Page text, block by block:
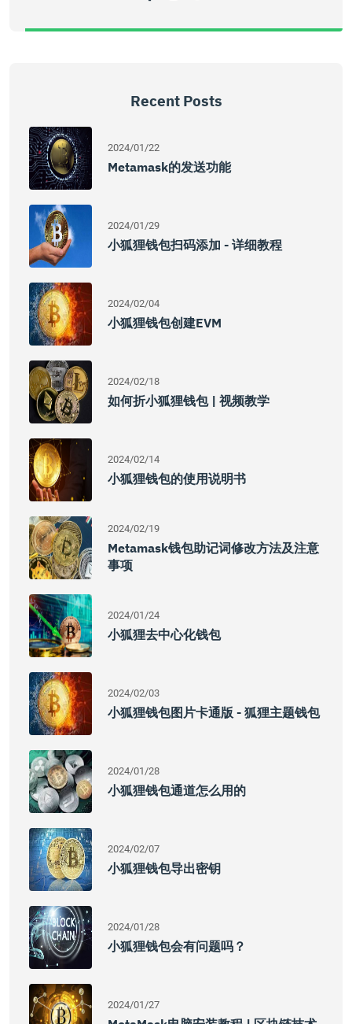
Recent Posts
2024/01/22
Metamask的发送功能
2024/01/29
小狐狸钱包扫码添加 - 详细教程
2024/02/04
小狐狸钱包创建EVM
2024/02/18
如何折小狐狸钱包 | 视频教学
2024/02/14
小狐狸钱包的使用说明书
2024/02/19
Metamask钱包助记词修改方法及注意
事项
2024/01/24
小狐狸去中心化钱包
2024/02/03
小狐狸钱包图片卡通版 - 狐狸主题钱包
2024/01/28
小狐狸钱包通道怎么用的
2024/02/07
小狐狸钱包导出密钥
2024/01/28
小狐狸钱包会有问题吗？
2024/01/27